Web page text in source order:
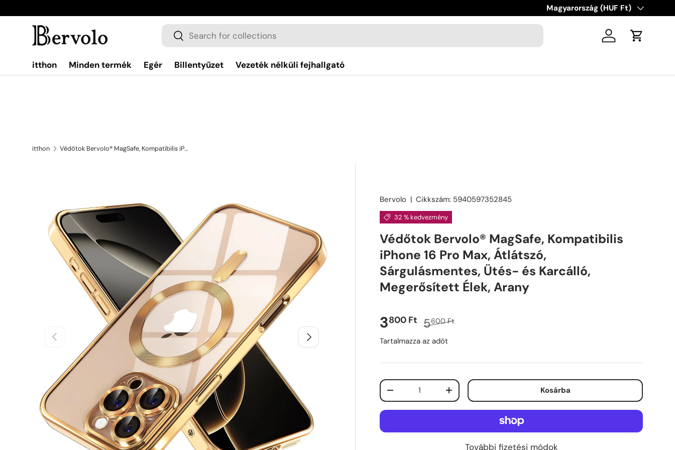
Ugrás a tartalomra
Ország/régió
Magyarország (HUF Ft)
Keresés
Keresés BelépésKosár
itthon Minden termék Egér Billentyűzet Vezeték nélküli fejhallgató
itthon Védőtok Bervolo® MagSafe, Kompatibilis iPhone 16 Pro Max, Átlátszó, Sárgulásmentes, Ütés- és Karcálló, Megerősített Élek, Arany
Ugrás a termékinformációkhoz
Előző Következő
Bervolo |Cikkszám: 5940597352845
32 % kedvezmény
Védőtok Bervolo® MagSafe, Kompatibilis
iPhone 16 Pro Max, Átlátszó,
Sárgulásmentes, Ütés- és Karcálló,
Megerősített Élek, Arany
Eladási ár
3800 Ft Normál ár
5600 Ft
Tartalmazza az adót
Menny
Mennyiség csökkentéseMennyiség növelése Kosárba
További fizetési módok